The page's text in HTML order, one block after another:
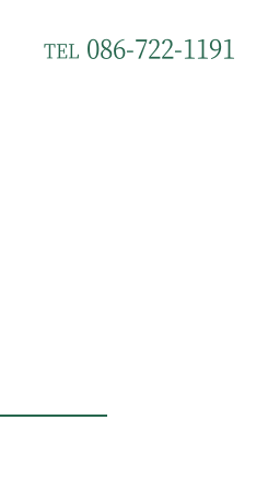
TEL 086-722-1191